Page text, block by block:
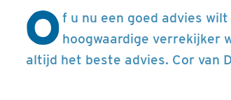
Of u nu een goed advies
hoogwaardige verrekijker
altijd het beste advies. Cor van